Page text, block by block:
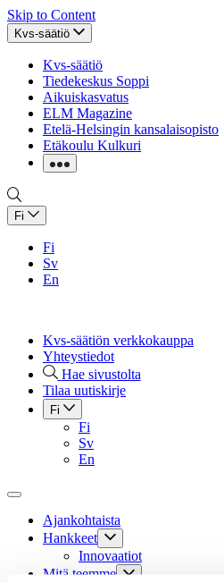
Skip to Content
Kvs-säätiö
Kvs-säätiö
Tiedekeskus Soppi
Aikuiskasvatus
ELM Magazine
Etelä-Helsingin kansalaisopisto
Etäkoulu Kulkuri
Fi
Fi
Sv
En
Kvs-säätiön verkkokauppa
Yhteystiedot
Hae sivustolta
Tilaa uutiskirje
Fi
Fi
Sv
En
Ajankohtaista
Hankkeet
Innovaatiot
Mitä teemme